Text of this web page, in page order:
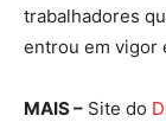
trabalhadores
entrou em vigor
MAIS – Site do